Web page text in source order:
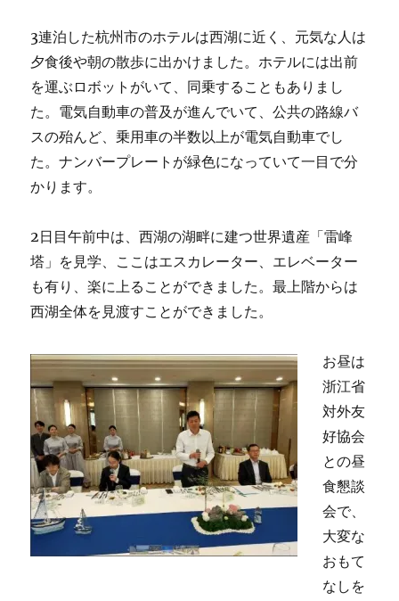
3連泊した杭州市のホテルは西湖に近く、元気な人は
夕食後や朝の散歩に出かけました。ホテルには出前
を運ぶロボットがいて、同乗することもありまし
た。電気自動車の普及が進んでいて、公共の路線バ
スの殆んど、乗用車の半数以上が電気自動車でし
た。ナンバープレートが緑色になっていて一目で分
かります。
2日目午前中は、西湖の湖畔に建つ世界遺産「雷峰
塔」を見学、ここはエスカレーター、エレベーター
も有り、楽に上ることができました。最上階からは
西湖全体を見渡すことができました。
お昼は
浙江省
対外友
好協会
との昼
食懇談
会で、
大変な
おもて
なしを